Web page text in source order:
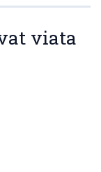
viata